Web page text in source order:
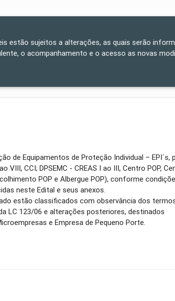
estão sujeitos a alterações, as quais serão
o acompanhamento e o acesso as novas
de Equipamentos de Proteção Individual – EPI´s,
VIII, CCI; DPSEMC - CREAS I ao III, Centro POP,
POP e Albergue POP), conforme
neste Edital e seus anexos.
estão classificados com observância dos
LC 123/06 e alterações posteriores, destinados
e Empresa de Pequeno Porte.